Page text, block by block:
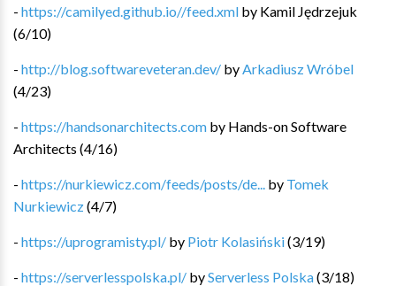
- https://camilyed.github.io//feed.xml by Kamil Jędrzejuk
(6/10)
- http://blog.softwareveteran.dev/ by Arkadiusz Wróbel
(4/23)
- https://handsonarchitects.com by Hands-on Software
Architects (4/16)
- https://nurkiewicz.com/feeds/posts/de... by Tomek
Nurkiewicz(4/7)
- https://uprogramisty.pl/ by Piotr Kolasiński(3/19)
- https://serverlesspolska.pl/ byServerless Polska(3/18)